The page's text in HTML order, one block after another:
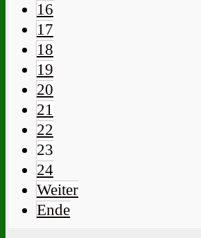
16
17
18
19
20
21
22
23
24
Weiter
Ende